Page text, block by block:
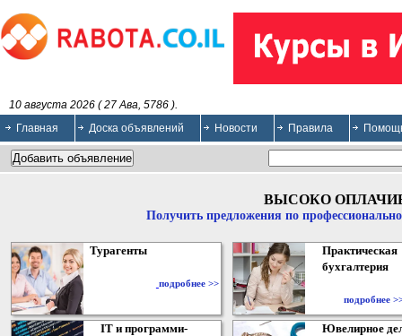
10 августа 2026 ( 27 Ава, 5786 ).
Главная
Доска объявлений Новости Правила
ВЫСОКО
Получить предложения по
Турагенты
подробнее >>
Практическая
бухгалтерия
подробнее
IT и программи-
Ювелирное